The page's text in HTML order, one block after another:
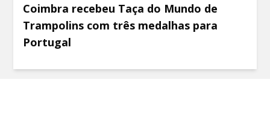
Coimbra recebeu Taça do Mundo de
Trampolins com três medalhas para
Portugal